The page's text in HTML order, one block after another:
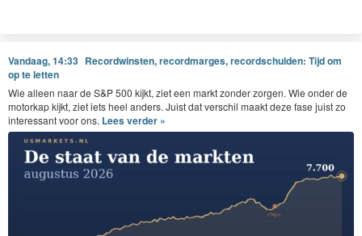
Vandaag, 14:33 Recordwinsten, recordmarges, recordschulden: Tijd om
op te letten
Wie alleen naar de S&P 500 kijkt, ziet een markt zonder zorgen. Wie onder de
motorkap kijkt, ziet iets heel anders. Juist dat verschil maakt deze fase juist zo
interessant voor ons. Lees verder »